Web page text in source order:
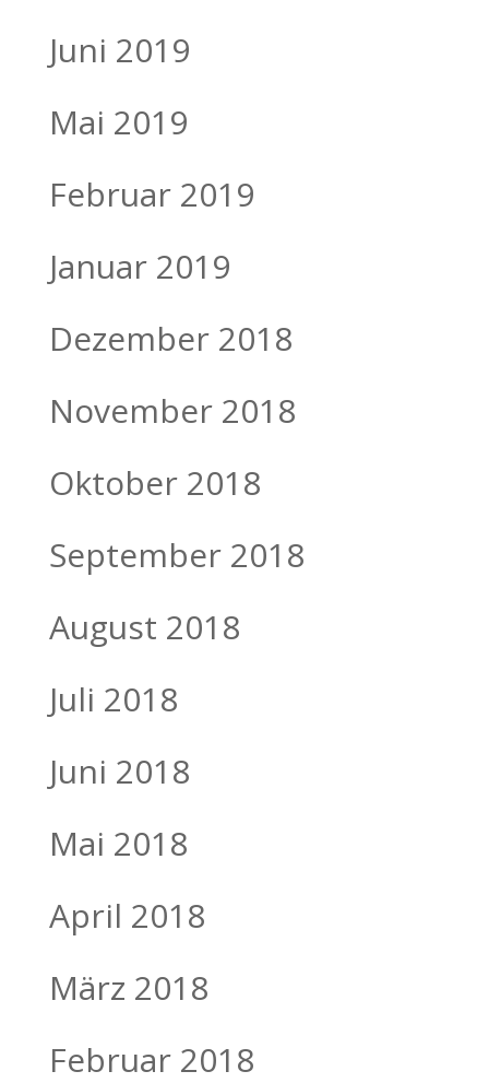
Juni 2019
Mai 2019
Februar 2019
Januar 2019
Dezember 2018
November 2018
Oktober 2018
September 2018
August 2018
Juli 2018
Juni 2018
Mai 2018
April 2018
März 2018
Februar 2018